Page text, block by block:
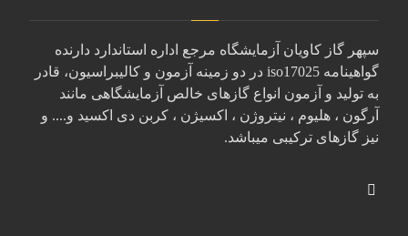
سپهر گاز کاویان آزمایشگاه مرجع اداره استاندارد دارنده
گواهینامه iso17025 در دو زمینه آزمون و کالیبراسیون، قادر
به تولید و آزمون انواع گازهای خالص آزمایشگاهی مانند
آرگون ، هلیوم ، نیتروژن ، اکسیژن ، کربن دی اکسید و.... و
نیز گازهای ترکیبی میباشد.